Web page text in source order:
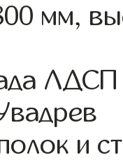
мм,
ЛДСП
и